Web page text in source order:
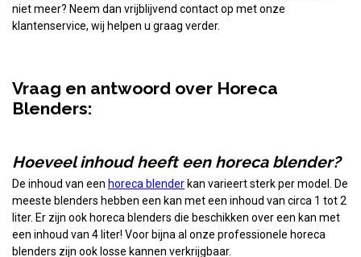
niet meer? Neem dan vrijblijvend contact op met onze
klantenservice, wij helpen u graag verder.
Vraag en antwoord over Horeca
Blenders:
Hoeveel inhoud heeft een horeca blender?
De inhoud van een horeca blender kan varieert sterk per model. De
meeste blenders hebben een kan met een inhoud van circa 1 tot 2
liter. Er zijn ook horeca blenders die beschikken over een kan met
een inhoud van 4 liter! Voor bijna al onze professionele horeca
blenders zijn ook losse kannen verkrijgbaar.